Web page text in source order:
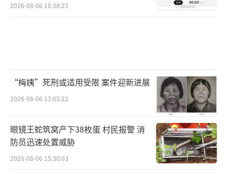
2026-08-06 10:38:23
“梅姨”死刑或适用受限 案件迎新进展
2026-08-06 13:05:22
眼镜王蛇筑窝产下38枚蛋 村民报警 消
防员迅速处置威胁
2026-08-06 15:30:03